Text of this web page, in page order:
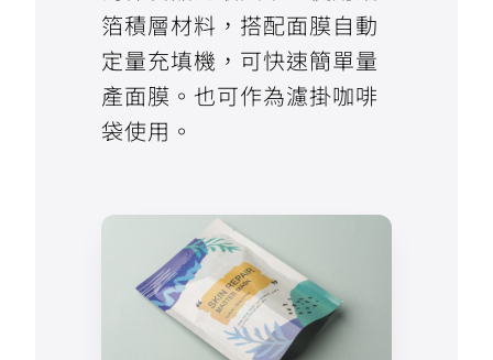
箔積層材料，搭配面膜自動
定量充填機，可快速簡單量
產面膜。也可作為濾掛咖啡
袋使用。